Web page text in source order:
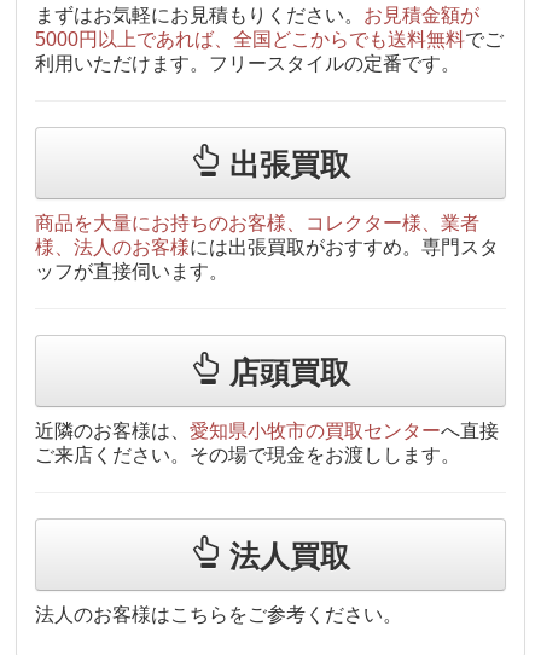
まずはお気軽にお見積もりください。 お見積金額が
5000円以上であれば、全国どこからでも送料無料でご
利用いただけます。フリースタイルの定番です。
出張買取
商品を大量にお持ちのお客様、コレクター様、業者
様、法人のお客様には出張買取がおすすめ。専門スタ
ッフが直接伺います。
店頭買取
近隣のお客様は、愛知県小牧市の買取センターへ直接
ご来店ください。その場で現金をお渡しします。
法人買取
法人のお客様はこちらをご参考ください。